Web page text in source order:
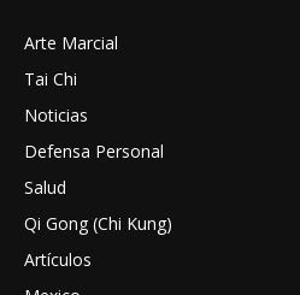
Arte Marcial
Tai Chi
Noticias
Defensa Personal
Salud
Qi Gong (Chi Kung)
Artículos